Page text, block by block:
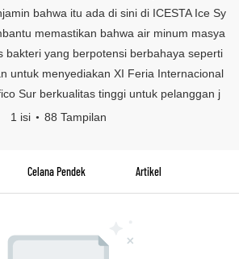
bahwa itu ada di sini di ICESTA Ice Sy
memastikan bahwa air minum masya
bakteri yang berpotensi berbahaya seperti
untuk menyediakan XI Feria Internacional
Sur berkualitas tinggi untuk pelanggan j
1 isi
88 Tampilan
Celana Pendek Artikel